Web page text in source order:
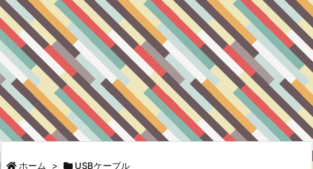
ホーム > USBケーブル